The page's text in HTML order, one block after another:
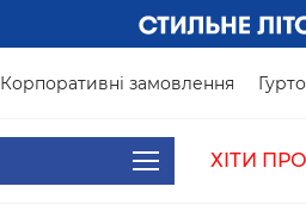
Корпоративні замовлення
ХІТИ